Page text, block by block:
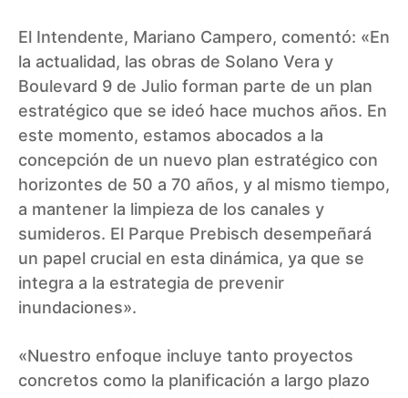
El Intendente, Mariano Campero, comentó: «En
la actualidad, las obras de Solano Vera y
Boulevard 9 de Julio forman parte de un plan
estratégico que se ideó hace muchos años. En
este momento, estamos abocados a la
concepción de un nuevo plan estratégico con
horizontes de 50 a 70 años, y al mismo tiempo,
a mantener la limpieza de los canales y
sumideros. El Parque Prebisch desempeñará
un papel crucial en esta dinámica, ya que se
integra a la estrategia de prevenir
inundaciones».
«Nuestro enfoque incluye tanto proyectos
concretos como la planificación a largo plazo